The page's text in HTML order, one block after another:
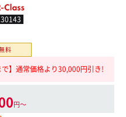
料
】通常価格より30,000円引き!
円〜